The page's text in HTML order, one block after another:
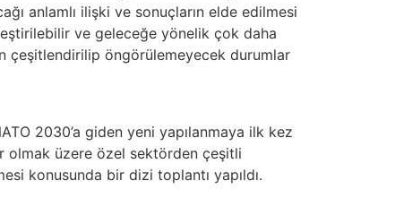
anlamlı ilişki ve sonuçların elde edilmesi
ve geleceğe yönelik çok daha
çeşitlendirilip öngörülemeyecek durumlar
2030’a giden yeni yapılanmaya ilk kez
olmak üzere özel sektörden çeşitli
konusunda bir dizi toplantı yapıldı.